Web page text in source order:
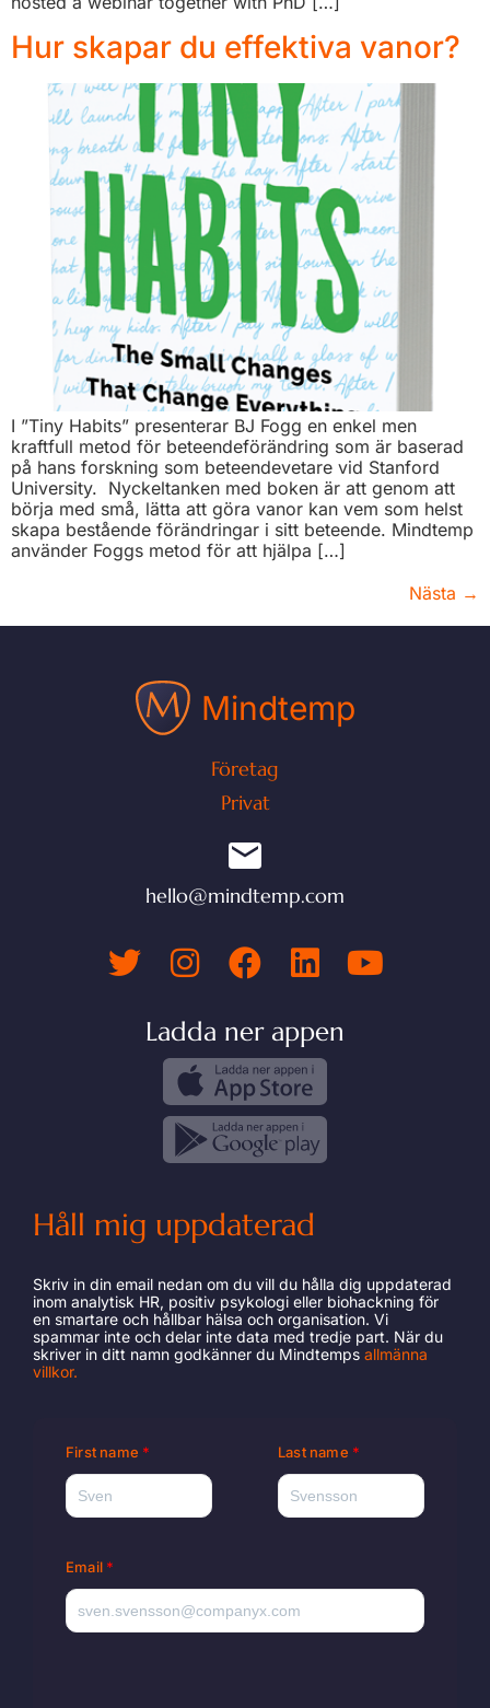
Hur skapar du effektiva vanor?
I ”Tiny Habits” presenterar BJ Fogg en enkel men
kraftfull metod för beteendeförändring som är baserad
på hans forskning som beteendevetare vid Stanford
University. Nyckeltanken med boken är att genom att
börja med små, lätta att göra vanor kan vem som helst
skapa bestående förändringar i sitt beteende. Mindtemp
använder Foggs metod för att hjälpa […]
Nästa →
Mindtemp
Företag
Privat
hello@mindtemp.com
Ladda ner appen
Håll mig uppdaterad
Skriv in din email nedan om du vill du hålla dig uppdaterad
inom analytisk HR, positiv psykologi eller biohackning för
en smartare och hållbar hälsa och organisation. Vi
spammar inte och delar inte data med tredje part. När du
skriver in ditt namn godkänner du Mindtemps allmänna
villkor.
First name Last name
Email